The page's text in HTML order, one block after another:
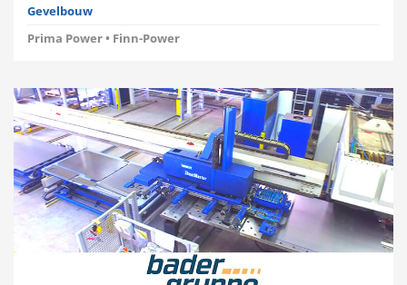
Gevelbouw
Prima Power • Finn-Power